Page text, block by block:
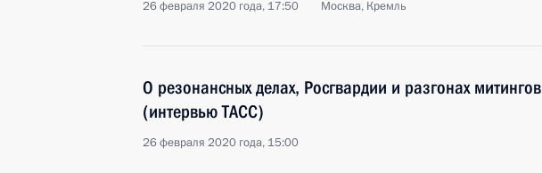
26 февраля 2020 года, 17:50 Москва, Кремль
О резонансных делах, Росгвардии и разгонах митингов
(интервью ТАСС)
26 февраля 2020 года, 15:00